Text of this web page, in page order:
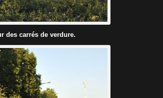
des carrés de verdure.